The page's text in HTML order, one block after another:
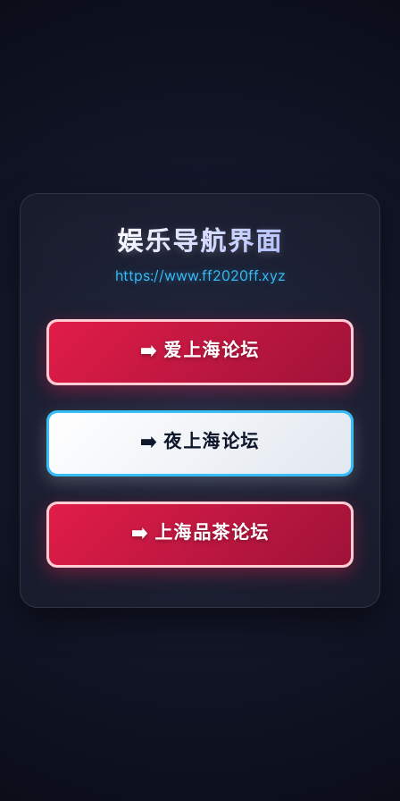
娱乐导航界面
https://www.ff2020ff.xyz
➡️ 爱上海论坛
➡️ 夜上海论坛
➡️ 上海品茶论坛